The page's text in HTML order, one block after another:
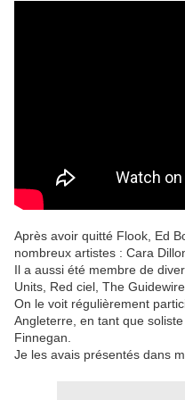
Après avoir quitté Flook, Ed
nombreux artistes : Cara
Il a aussi été membre de
Units, Red ciel, The
On le voit régulièrement
Angleterre, en tant que
Finnegan.
Je les avais présentés dans